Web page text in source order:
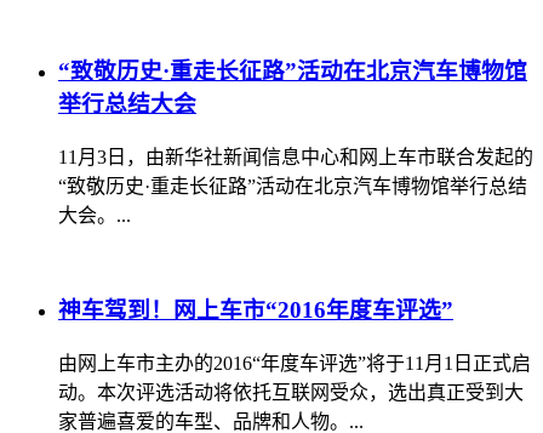
“致敬历史·重走长征路”活动在北京汽车博物馆
举行总结大会
11月3日，由新华社新闻信息中心和网上车市联合发起的
“致敬历史·重走长征路”活动在北京汽车博物馆举行总结
大会。...
神车驾到！网上车市“2016年度车评选”
由网上车市主办的2016“年度车评选”将于11月1日正式启
动。本次评选活动将依托互联网受众，选出真正受到大
家普遍喜爱的车型、品牌和人物。...